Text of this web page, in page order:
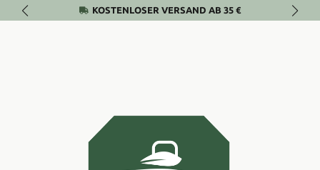
Zum Hauptinhalt springenKOSTENLOSER VERSAND AB 35 €